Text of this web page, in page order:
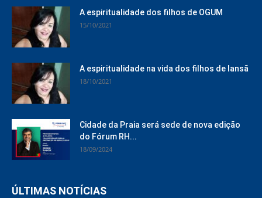
A espiritualidade dos filhos de OGUM
15/10/2021
A espiritualidade na vida dos filhos de Iansã
18/10/2021
Cidade da Praia será sede de nova edição
do Fórum RH...
18/09/2024
ÚLTIMAS NOTÍCIAS